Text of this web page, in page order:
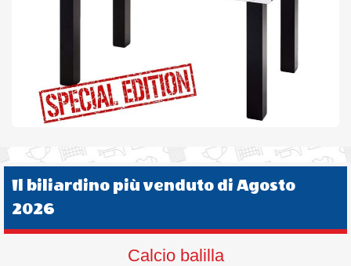
Il biliardino più venduto di Agosto
2026
Calcio balilla